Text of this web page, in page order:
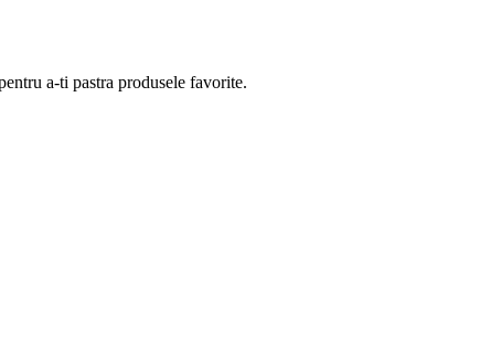
a-ti pastra produsele favorite.